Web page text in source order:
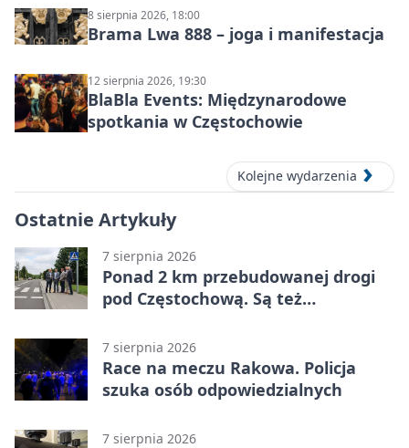
8 sierpnia 2026, 18:00
Brama Lwa 888 – joga i manifestacja
12 sierpnia 2026, 19:30
BlaBla Events: Międzynarodowe
spotkania w Częstochowie
Kolejne wydarzenia
Ostatnie Artykuły
7 sierpnia 2026
Ponad 2 km przebudowanej drogi
pod Częstochową. Są też
7 sierpnia 2026
Race na meczu Rakowa. Policja
szuka osób odpowiedzialnych
7 sierpnia 2026